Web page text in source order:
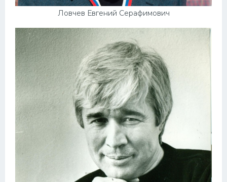
Ловчев Евгений Серафимович